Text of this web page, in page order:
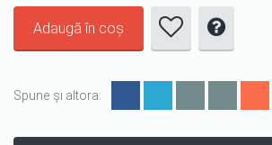
Spune și altora: